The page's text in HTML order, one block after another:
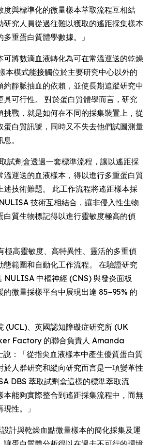
度與標準化的微量樣本萃取流程互相結
研究人員從過往難以獲取的遙距採集樣本
重蛋白質體學數據。」
可將數滴血液轉化為可在常溫運送的乾燥
本模式能接觸位於主要研究中心以外的
約靜脈抽血的依賴，並使長期追蹤研究中
具可行性。 對於蛋白質體學而言，研究
挑戰，就是如何在不同的採集裝置上，從
蛋白質訊號，同時又不失去他們試圖測量
。
試劑盒透過一套標準流程，讓以遙距採
溫運送的血液樣本，得以進行多重蛋白質
述技術難題。 此工作流程將遙距樣本採
技術互相結合，讓非侵入性生物
白質生物標記得以進行靈敏度極高的偵
極高靈敏度、高特異性、靈活的多重偵
態範圍和自動化工作流程。 在驗證研究
中樞神經 (CNS) 與發炎面板
的微量採樣平台中展現出達 85–95% 的
(UCL)、英國認知障礙症研究所 (UK
Factory 的聯合負責人 Amanda
：「從指尖血液樣本中產生優質蛋白質
於人群研究和縱向研究而言是一項變革性
DBS 萃取試劑盒這樣的標準萃取流
本能夠實際整合到遙距採集流程中，而無
性。」
計與乾燥血點微量樣本的簡化採集及運